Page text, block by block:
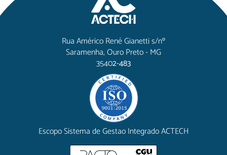
Rua Américo René Gianetti s/nº
Saramenha, Ouro Preto - MG
35402-483
Escopo Sistema de Gestao Integrado ACTECH